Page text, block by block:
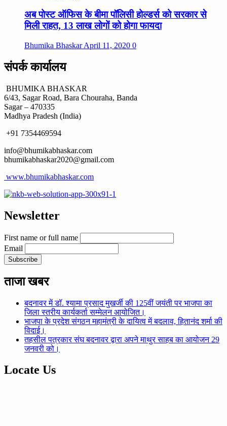
अब पोस्ट ऑफिस के बीमा पॉलिसी होल्डर्स को सरकार से
मिली राहत, 13 लाख लोगों को होगा फायदा
Bhumika BhaskarApril 11, 2020 0
संपर्क कार्यालय
BHUMIKA BHASKAR
6/43, Sagar Road, Bara Chouraha, Banda
Sagar – 470335
Madhya Pradesh (India)
+91 7354469594
info@bhumikabhaskar.com
bhumikabhaskar2020@gmail.com
www.bhumikabhaskar.com
Newsletter
First name or full name
Email
ताजा खबर
बदनावर में डॉ. श्यामा प्रसाद मुखर्जी की 125वीं जयंती पर भाजपा का
जिला स्तरीय कार्यकर्ता सम्मेलन आयोजित।
भाजपा के प्रदेश संगठन महामंत्री के दायित्व में बदलाव, हितानंद शर्मा की
विदाई।
तहसील पत्रकार संघ बदनावर द्वारा अपने माथुर साहब का आयोजन 29
जनवरी को।
Locate Us